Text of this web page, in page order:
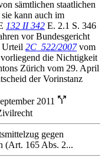
sämtlichen staatlichen
kann auch im
132 II 342 E. 2.1 S. 346
vor Bundesgericht
Urteil 2C_522/2007vom
die Nichtigkeit
Zürich vom 29. April
der Vorinstanz
2011
gegen
(Art. 165 Abs. 2...